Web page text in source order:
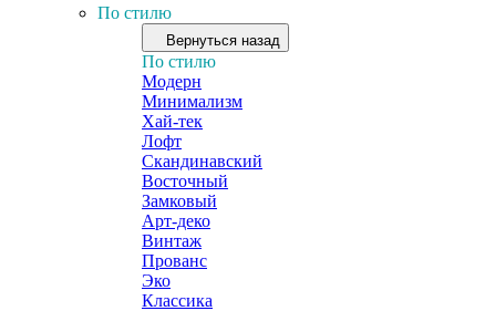
По стилю
Вернуться назад
По стилю
Модерн
Минимализм
Хай-тек
Лофт
Скандинавский
Восточный
Замковый
Арт-деко
Винтаж
Прованс
Эко
Классика